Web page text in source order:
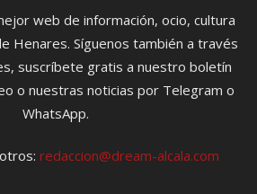
web de información, ocio, cultura
Henares. Síguenos también a través
suscríbete gratis a nuestro boletín
o nuestras noticias por Telegram o
WhatsApp.
redaccion@dream-alcala.com